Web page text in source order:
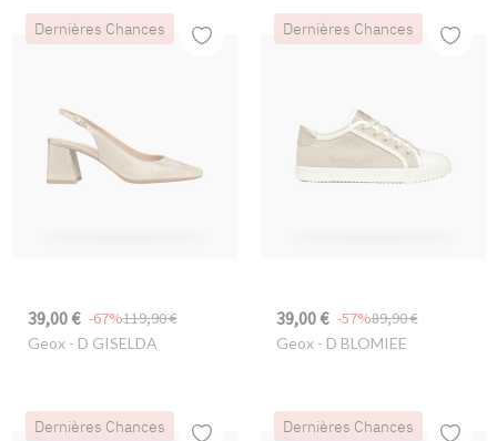
Dernières Chances
39,00 € 119,90 €
-67%
Geox- D GISELDA
Dernières Chances
39,00 € 89,90 €
-57%
Geox- D BLOMIEE
Dernières Chances Dernières Chances